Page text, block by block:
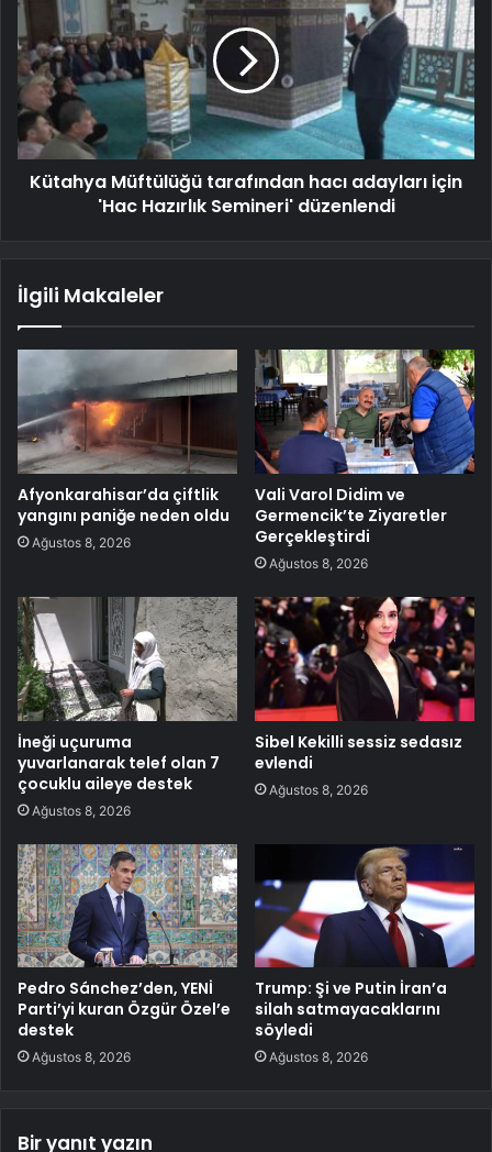
Kütahya Müftülüğü tarafından hacı adayları için
'Hac Hazırlık Semineri' düzenlendi
İlgili Makaleler
Afyonkarahisar’da çiftlik
yangını paniğe neden oldu
Ağustos 8, 2026
Vali Varol Didim ve
Germencik’te Ziyaretler
Gerçekleştirdi
Ağustos 8, 2026
İneği uçuruma
yuvarlanarak telef olan 7
çocuklu aileye destek
Ağustos 8, 2026
Sibel Kekilli sessiz sedasız
evlendi
Ağustos 8, 2026
Pedro Sánchez’den, YENİ
Parti’yi kuran Özgür Özel’e
destek
Ağustos 8, 2026
Trump: Şi ve Putin İran’a
silah satmayacaklarını
söyledi
Ağustos 8, 2026
Bir yanıt yazın